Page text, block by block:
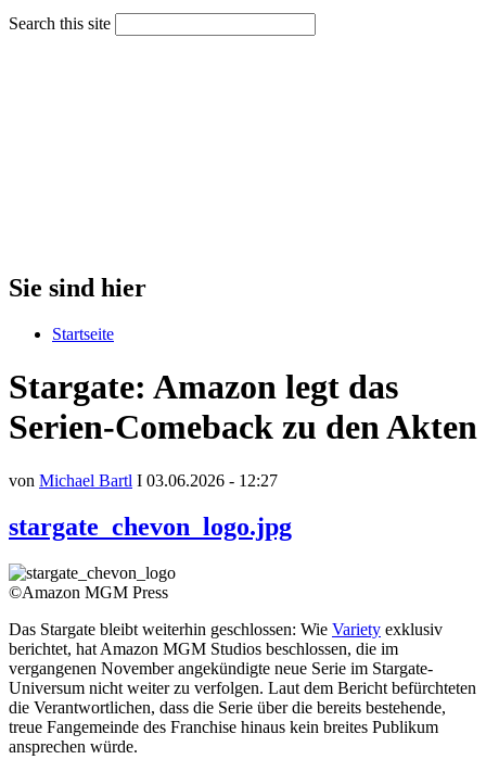
Search this site
Sie sind hier
Startseite
Stargate: Amazon legt das
Serien-Comeback zu den Akten
von Michael Bartl I 03.06.2026 - 12:27
stargate_chevon_logo.jpg
©Amazon MGM Press
Das Stargate bleibt weiterhin geschlossen: Wie Variety exklusiv
berichtet, hat Amazon MGM Studios beschlossen, die im
vergangenen November angekündigte neue Serie im Stargate-
Universum nicht weiter zu verfolgen. Laut dem Bericht befürchteten
die Verantwortlichen, dass die Serie über die bereits bestehende,
treue Fangemeinde des Franchise hinaus kein breites Publikum
ansprechen würde.